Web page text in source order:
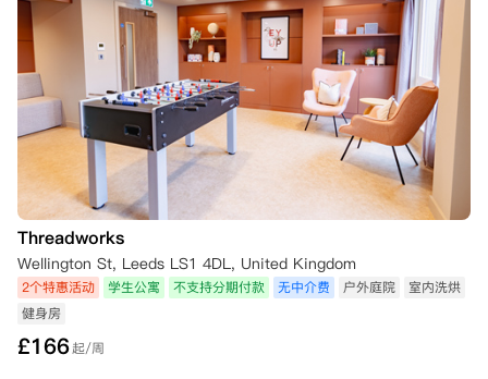
Threadworks
Wellington St, Leeds LS1 4DL, United Kingdom
2个特惠活动 学生公寓 不支持分期付款 无中介费 户外庭院
室内洗烘
健身房
£166起/周